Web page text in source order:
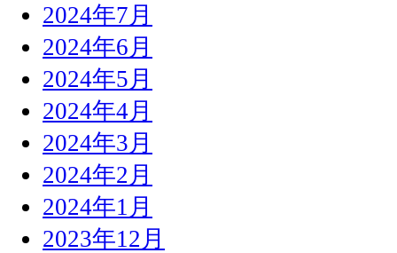
2024年7月
2024年6月
2024年5月
2024年4月
2024年3月
2024年2月
2024年1月
2023年12月